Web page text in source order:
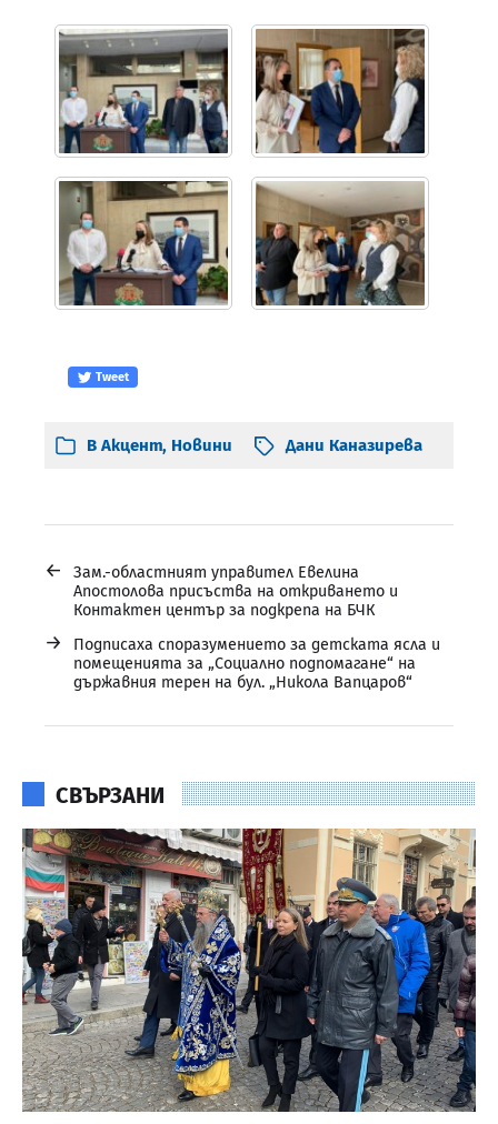
Tweet
В Акцент, Новини Дани Каназирева
←
Зам.-областният управител Евелина
Апостолова присъства на откриването и
Контактен център за подкрепа на БЧК
→
Подписаха споразумението за детската ясла и
помещенията за „Социално подпомагане“ на
държавния терен на бул. „Никола Вапцаров“
СВЪРЗАНИ